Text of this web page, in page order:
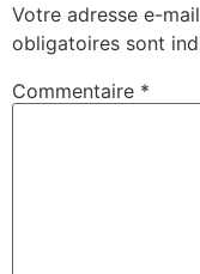
Votre adresse e-
obligatoires sont
Commentaire *